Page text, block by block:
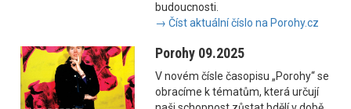
budoucnosti.
→ Číst aktuální číslo na Porohy.cz
Porohy 09.2025
V novém čísle časopisu „Porohy“ se
obracíme k tématům, která určují